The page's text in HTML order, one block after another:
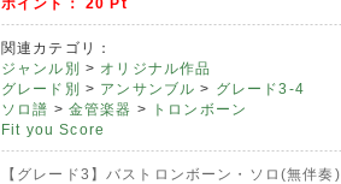
関連カテゴリ：
ジャンル別 > オリジナル作品
グレード別 > アンサンブル > グレード3-4
ソロ譜 > 金管楽器 >
トロンボーン
Fit you Score
【グレード3】バストロンボーン・ソロ(無伴奏)